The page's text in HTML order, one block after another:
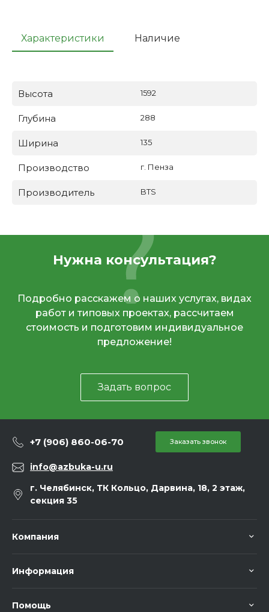
Характеристики Наличие
Высота 1592
Глубина 288
Ширина 135
Производство г. Пенза
Производитель BTS
Нужна консультация?
Подробно расскажем о наших услугах, видах
работ и типовых проектах, рассчитаем
стоимость и подготовим индивидуальное
предложение!
Задать вопрос
+7 (906) 860-06-70 Заказать звонок
info@azbuka-u.ru
г. Челябинск, ТК Кольцо, Дарвина, 18, 2 этаж,
секция 35
Компания
Информация
Помощь